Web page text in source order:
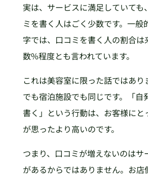
実は、サービスに満足していても
ミを書く人はごく少数です。一般
字では、口コミを書く人の割合は
数%程度とも言われています。
これは美容室に限った話ではあ
でも宿泊施設でも同じです。「自
書く」という行動は、お客様にと
が思ったより高いのです。
つまり、口コミが増えないのはサ
があるからではありません。お店